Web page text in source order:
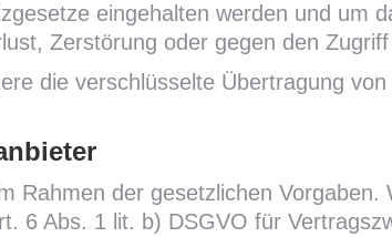
eingehalten werden und um
Zerstörung oder gegen den
die verschlüsselte Übertragung
Rahmen der gesetzlichen
6 Abs. 1 lit. b) DSGVO für